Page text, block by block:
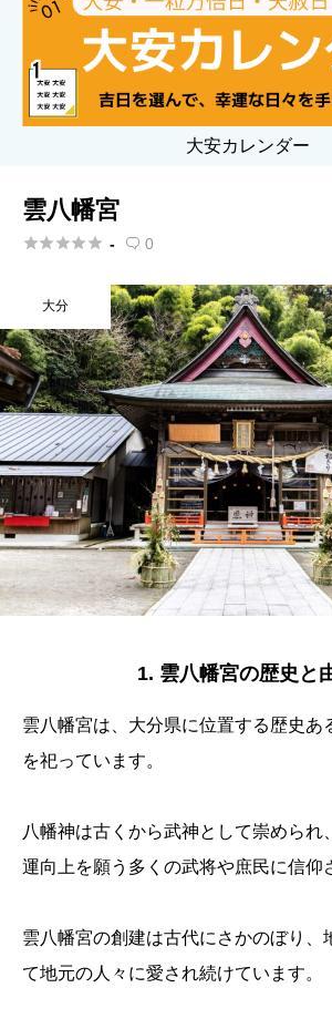
大安カレンダー
雲八幡宮
 -  0
大分
1. 雲八幡宮の歴史と
雲八幡宮は、大分県に位置する歴史あ
を祀っています。
八幡神は古くから武神として崇められ
運向上を願う多くの武将や庶民に信仰
雲八幡宮の創建は古代にさかのぼり、
て地元の人々に愛され続けています。